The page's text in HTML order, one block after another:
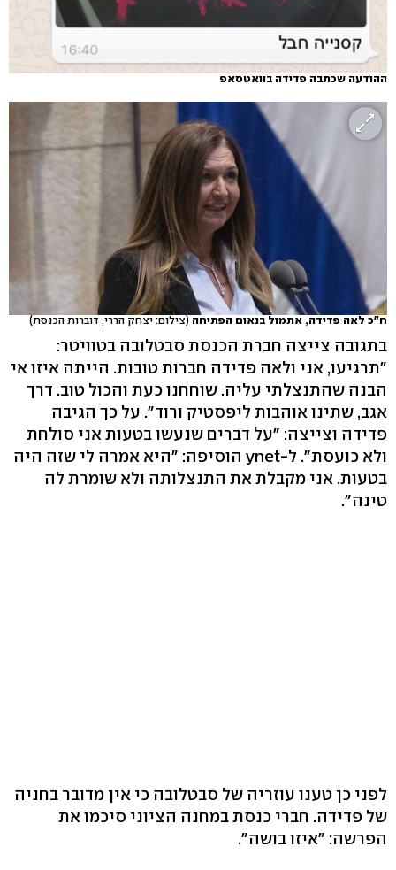
ההודעה שכתבה פדידה בוואטסאפ
ח"כ לאה פדידה, אתמול בנאום הפתיחה (צילום: יצחק הררי, דוברות הכנסת)
בתגובה צייצה חברת הכנסת סבטלובה בטוויטר:
"תרגיעו, אני ולאה פדידה חברות טובות. הייתה איזו אי
הבנה שהתנצלתי עליה. שוחחנו כעת והכול טוב. דרך
אגב, שתינו אוהבות ליפסטיק ורוד". על כך הגיבה
פדידה וצייצה: "על דברים שנעשו בטעות אני סולחת
ולא כועסת". ל-ynet הוסיפה: "היא אמרה לי שזה היה
בטעות. אני מקבלת את התנצלותה ולא שומרת לה
טינה".
לפני כן טענו עוזריה של סבטלובה כי אין מדובר בחניה
של פדידה. חברי כנסת במחנה הציוני סיכמו את
הפרשה: "איזו בושה".